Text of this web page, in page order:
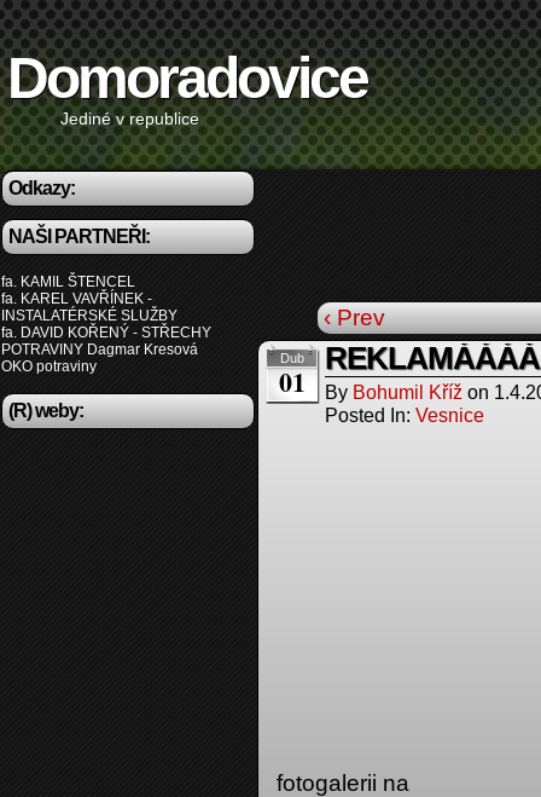
Domoradovice
Jediné v republice
Odkazy:
NAŠI PARTNEŘI:
fa. KAMIL ŠTENCEL
fa. KAREL VAVŘÍNEK -
INSTALATÉRSKÉ SLUŽBY
fa. DAVID KOŘENÝ - STŘECHY
POTRAVINY Dagmar Kresová
OKO potraviny
(R) weby:
‹ Prev
Dub
01 By Bohumil Kříž on
Posted In: Vesnice
fotogalerii na